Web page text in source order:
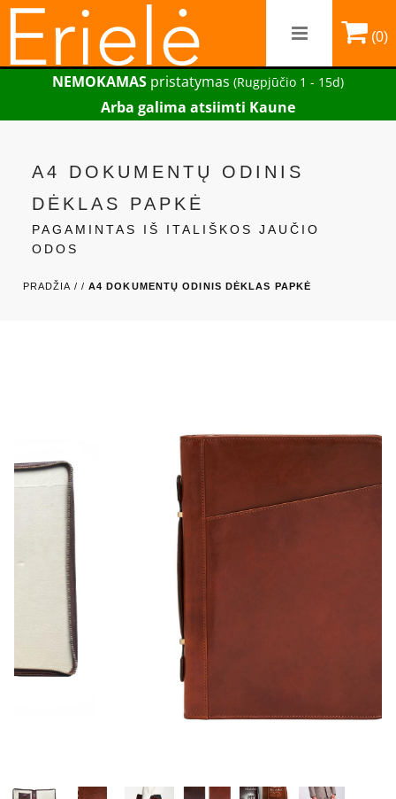
(0)
NEMOKAMAS pristatymas (Rugpjūčio 1 - 15d)
Arba galima atsiimti Kaune
A4 DOKUMENTŲ ODINIS
DĖKLAS PAPKĖ
PAGAMINTAS IŠ ITALIŠKOS JAUČIO
ODOS
PRADŽIA / / A4 DOKUMENTŲ ODINIS DĖKLAS PAPKĖ